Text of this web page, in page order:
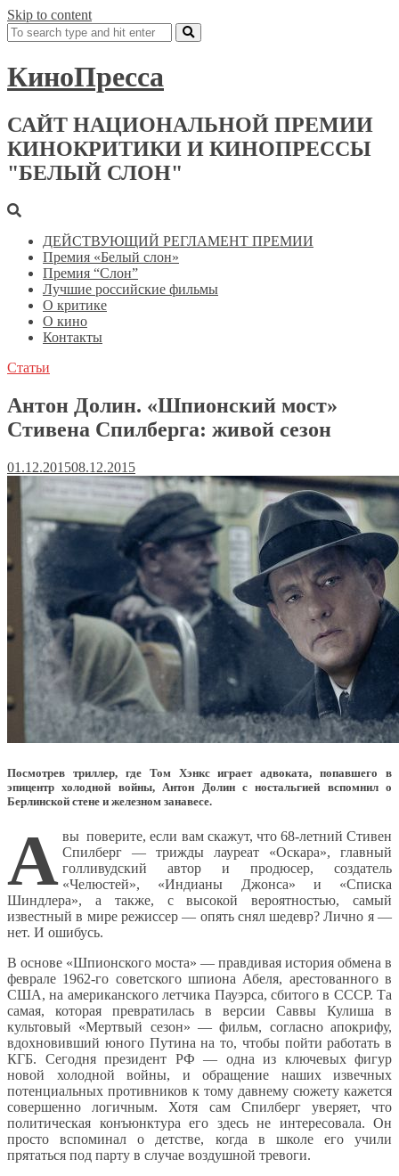
Skip to content
КиноПресса
САЙТ НАЦИОНАЛЬНОЙ ПРЕМИИ
КИНОКРИТИКИ И КИНОПРЕССЫ
"БЕЛЫЙ СЛОН"
ДЕЙСТВУЮЩИЙ РЕГЛАМЕНТ ПРЕМИИ
Премия «Белый слон»
Премия “Слон”
Лучшие российские фильмы
О критике
О кино
Контакты
Статьи
Антон Долин. «Шпионский мост»
Стивена Спилберга: живой сезон
01.12.201508.12.2015
Посмотрев триллер, где Том Хэнкс играет адвоката, попавшего в
эпицентр холодной войны, Антон Долин с ностальгией вспомнил о
Берлинской стене и железном занавесе.
А вы поверите, если вам скажут, что 68-летний Стивен
Спилберг — трижды лауреат «Оскара», главный
голливудский автор и продюсер, создатель
«Челюстей», «Индианы Джонса» и «Списка
Шиндлера», а также, с высокой вероятностью, самый
известный в мире режиссер — опять снял шедевр? Лично я —
нет. И ошибусь.
В основе «Шпионского моста» — правдивая история обмена в
феврале 1962-го советского шпиона Абеля, арестованного в
США, на американского летчика Пауэрса, сбитого в СССР. Та
самая, которая превратилась в версии Саввы Кулиша в
культовый «Мертвый сезон» — фильм, согласно апокрифу,
вдохновивший юного Путина на то, чтобы пойти работать в
КГБ. Сегодня президент РФ — одна из ключевых фигур
новой холодной войны, и обращение наших извечных
потенциальных противников к тому давнему сюжету кажется
совершенно логичным. Хотя сам Спилберг уверяет, что
политическая конъюнктура его здесь не интересовала. Он
просто вспоминал о детстве, когда в школе его учили
прятаться под парту в случае воздушной тревоги.